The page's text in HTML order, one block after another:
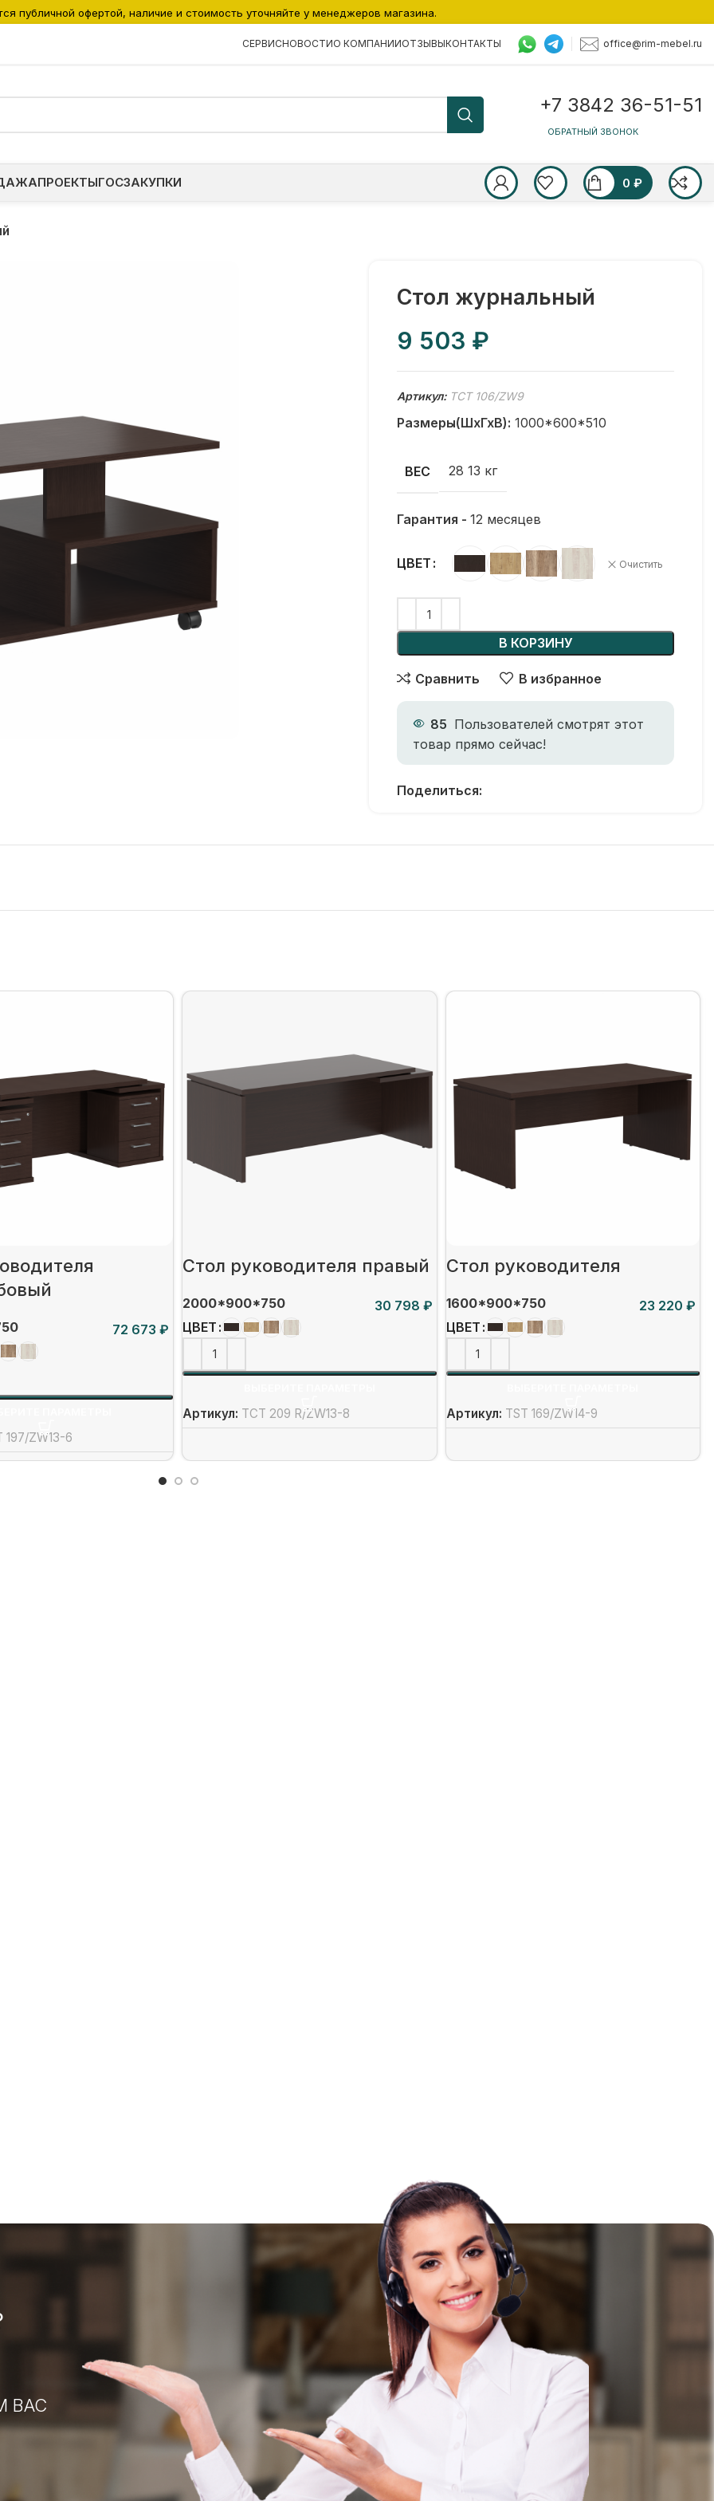
СЕРВИСНОВОСТИО КОМПАНИИОТЗЫВЫКОНТАКТЫ office@rim-mebel.ru
+7 3842 36-51-51
ОБРАТНЫЙ ЗВОНОК
ПРОЕКТЫГОСЗАКУПКИ 0 ₽
Стол журнальный
₽
Артикул: TCT 106/ZW9
Размеры(ШхГхВ): 1000*600*510
ВЕС 28 13 кг
Гарантия - 12 месяцев
ЦВЕТ Очистить
В КОРЗИНУ
Сравнить В избранное
85 Пользователей смотрят этот
товар прямо сейчас!
Поделиться:
₽
197/ZW13-6
Стол руководителя правый
2000*900*750
₽
ЦВЕТ
Артикул: TCT 209 R/ZW13-8
Стол руководителя
1600*900*750
₽
ЦВЕТ
Артикул: TST 169/ZW14-9
ВАС
публичной офертой, наличие и стоимость уточняйте у менеджеров магазина.